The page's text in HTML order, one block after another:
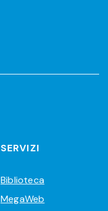
SERVIZI
Biblioteca
MegaWeb